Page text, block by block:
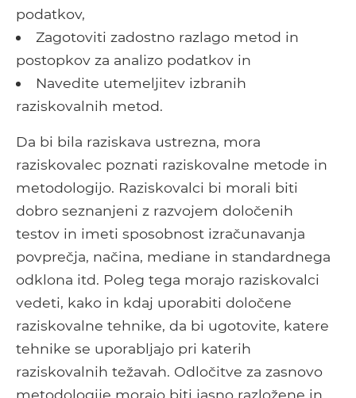
podatkov,
Zagotoviti zadostno razlago metod in
postopkov za analizo podatkov in
Navedite utemeljitev izbranih
raziskovalnih metod.
Da bi bila raziskava ustrezna, mora
raziskovalec poznati raziskovalne metode in
metodologijo. Raziskovalci bi morali biti
dobro seznanjeni z razvojem določenih
testov in imeti sposobnost izračunavanja
povprečja, načina, mediane in standardnega
odklona itd. Poleg tega morajo raziskovalci
vedeti, kako in kdaj uporabiti določene
raziskovalne tehnike, da bi ugotovite, katere
tehnike se uporabljajo pri katerih
raziskovalnih težavah. Odločitve za zasnovo
metodologije morajo biti jasno razložene in